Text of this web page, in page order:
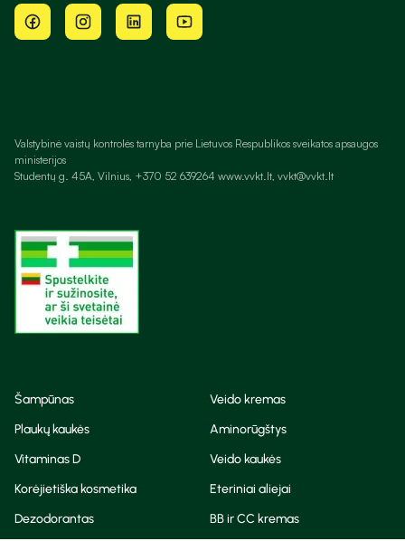
Valstybinė vaistų kontrolės tarnyba prie Lietuvos Respublikos sveikatos apsaugos
ministerijos
Studentų g. 45A, Vilnius, +370 52 639264 www.vvkt.lt, vvkt@vvkt.lt
Šampūnas
Veido kremas
Plaukų kaukės
Aminorūgštys
Vitaminas D
Veido kaukės
Korėjietiška kosmetika
Eteriniai aliejai
Dezodorantas
BB ir CC kremas